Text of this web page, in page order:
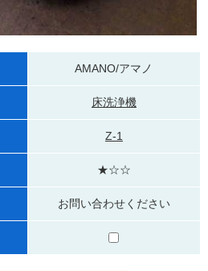
AMANO/アマノ
床洗浄機
Z-1
★☆☆
お問い合わせください